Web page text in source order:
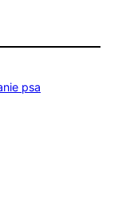
psa